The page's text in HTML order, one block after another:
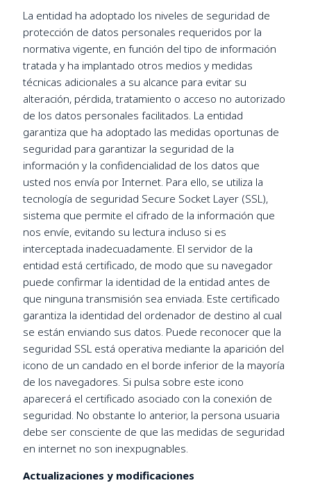
La entidad ha adoptado los niveles de seguridad de
protección de datos personales requeridos por la
normativa vigente, en función del tipo de información
tratada y ha implantado otros medios y medidas
técnicas adicionales a su alcance para evitar su
alteración, pérdida, tratamiento o acceso no autorizado
de los datos personales facilitados. La entidad
garantiza que ha adoptado las medidas oportunas de
seguridad para garantizar la seguridad de la
información y la confidencialidad de los datos que
usted nos envía por Internet. Para ello, se utiliza la
tecnología de seguridad Secure Socket Layer (SSL),
sistema que permite el cifrado de la información que
nos envíe, evitando su lectura incluso si es
interceptada inadecuadamente. El servidor de la
entidad está certificado, de modo que su navegador
puede confirmar la identidad de la entidad antes de
que ninguna transmisión sea enviada. Este certificado
garantiza la identidad del ordenador de destino al cual
se están enviando sus datos. Puede reconocer que la
seguridad SSL está operativa mediante la aparición del
icono de un candado en el borde inferior de la mayoría
de los navegadores. Si pulsa sobre este icono
aparecerá el certificado asociado con la conexión de
seguridad. No obstante lo anterior, la persona usuaria
debe ser consciente de que las medidas de seguridad
en internet no son inexpugnables.
Actualizaciones y modificaciones